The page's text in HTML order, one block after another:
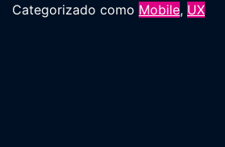
Categorizado como Mobile, UX